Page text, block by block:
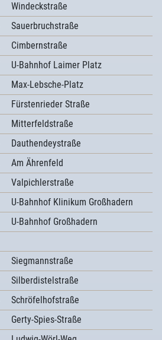
Windeckstraße
Sauerbruchstraße
Cimbernstraße
U-Bahnhof Laimer Platz
Max-Lebsche-Platz
Fürstenrieder Straße
Mitterfeldstraße
Dauthendeystraße
Am Ährenfeld
Valpichlerstraße
U-Bahnhof Klinikum Großhadern
U-Bahnhof Großhadern
Siegmannstraße
Silberdistelstraße
Schröfelhofstraße
Gerty-Spies-Straße